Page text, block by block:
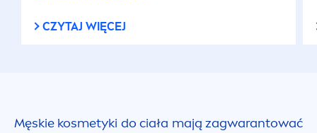
CZYTAJ WIĘCEJ
Męskie kosmetyki do ciała mają zagwarantować